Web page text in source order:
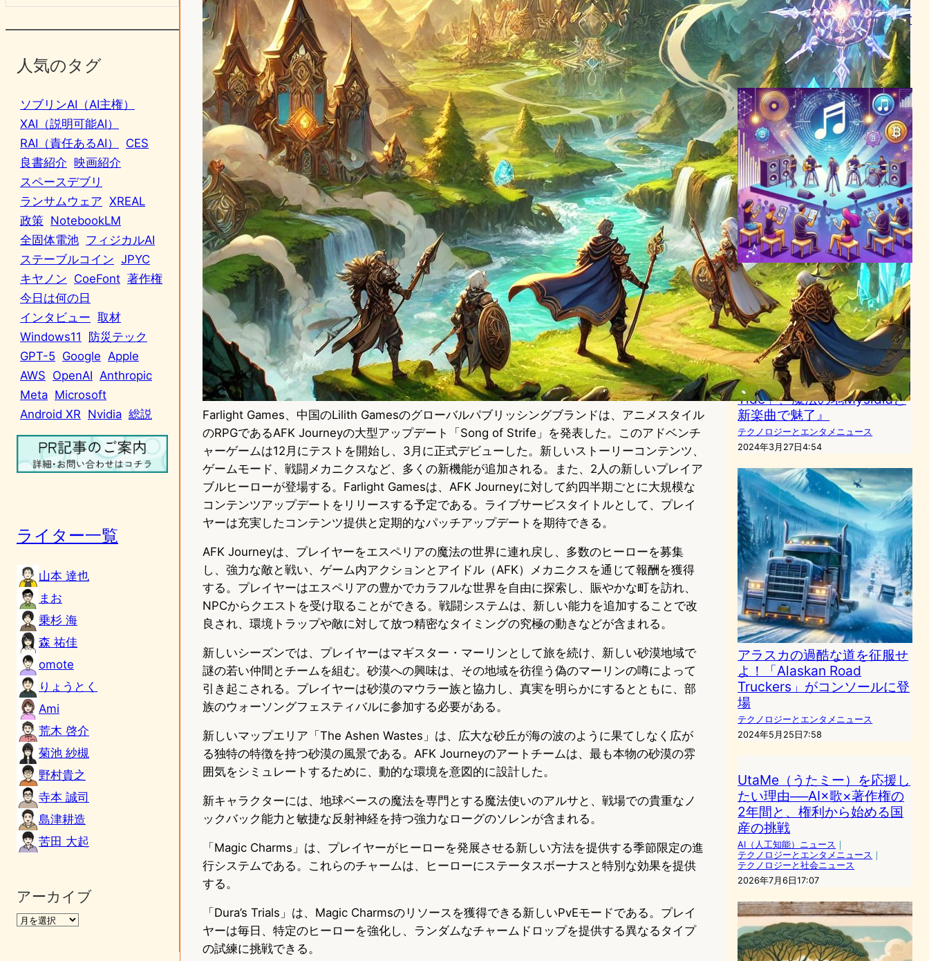
人気のタグ
ソブリンAI（AI主権）
XAI（説明可能AI）
RAI（責任あるAI）
CES
良書紹介 映画紹介
スペースデブリ
ランサムウェア XREAL
政策 NotebookLM
全固体電池 フィジカルAI
ステーブルコイン JPYC
キヤノン CoeFont 著作権
今日は何の日
インタビュー 取材
Windows11
防災テック
GPT-5 Google Apple
AWS OpenAI Anthropic
Meta Microsoft
Android XR Nvidia 総説
ライター一覧
山本 達也
まお
乗杉 海
森 祐佳
omote
りょうとく
Ami
荒木 啓介
菊池 紗槻
野村貴之
寺本 誠司
島津耕造
苦田 大起
アーカイブ
Farlight Games、中国のLilith Gamesのグローバルパブリッシングブランドは、アニメスタイル
のRPGであるAFK Journeyの大型アップデート「Song of Strife」を発表した。このアドベンチ
ャーゲームは12月にテストを開始し、3月に正式デビューした。新しいストーリーコンテンツ、
ゲームモード、戦闘メカニクスなど、多くの新機能が追加される。また、2人の新しいプレイア
ブルヒーローが登場する。Farlight Gamesは、AFK Journeyに対して約四半期ごとに大規模な
コンテンツアップデートをリリースする予定である。ライブサービスタイトルとして、プレイ
ヤーは充実したコンテンツ提供と定期的なパッチアップデートを期待できる。
AFK Journeyは、プレイヤーをエスペリアの魔法の世界に連れ戻し、多数のヒーローを募集
し、強力な敵と戦い、ゲーム内アクションとアイドル（AFK）メカニクスを通じて報酬を獲得
する。プレイヤーはエスペリアの豊かでカラフルな世界を自由に探索し、賑やかな町を訪れ、
NPCからクエストを受け取ることができる。戦闘システムは、新しい能力を追加することで改
良され、環境トラップや敵に対して放つ精密なタイミングの究極の動きなどが含まれる。
新しいシーズンでは、プレイヤーはマギスター・マーリンとして旅を続け、新しい砂漠地域で
謎の若い仲間とチームを組む。砂漠への興味は、その地域を彷徨う偽のマーリンの噂によって
引き起こされる。プレイヤーは砂漠のマウラー族と協力し、真実を明らかにするとともに、部
族のウォーソングフェスティバルに参加する必要がある。
新しいマップエリア「The Ashen Wastes」は、広大な砂丘が海の波のように果てしなく広が
る独特の特徴を持つ砂漠の風景である。AFK Journeyのアートチームは、最も本物の砂漠の雰
囲気をシミュレートするために、動的な環境を意図的に設計した。
新キャラクターには、地球ベースの魔法を専門とする魔法使いのアルサと、戦場での貴重なノ
ックバック能力と敏捷な反射神経を持つ強力なローグのソレンが含まれる。
「Magic Charms」は、プレイヤーがヒーローを発展させる新しい方法を提供する季節限定の進
行システムである。これらのチャームは、ヒーローにステータスボーナスと特別な効果を提供
する。
「Dura’s Trials」は、Magic Charmsのリソースを獲得できる新しいPvEモードである。プレイ
ヤーは毎日、特定のヒーローを強化し、ランダムなチャームドロップを提供する異なるタイプ
の試練に挑戦できる。
たMicrosoft Flight Simulator
の新拡張パック登場！
テクノロジーとエンタメニュース
2024年2月14日8:04
アーティストとファンの絆を
深めるMedallion、シリーズ
Aで1,370万ドルを調達し音楽
業界の革新を牽引
ブロックチェーンニュース
2023年12月21日22:33
『FFXVI拡張版「The Rising
Tide」、魔法の地Mysidiaと
新楽曲で魅了』
テクノロジーとエンタメニュース
2024年3月27日4:54
アラスカの過酷な道を征服せ
よ！「Alaskan Road
Truckers」がコンソールに登
場
テクノロジーとエンタメニュース
2024年5月25日7:58
UtaMe（うたミー）を応援し
たい理由──AI×歌×著作権の
2年間と、権利から始める国
産の挑戦
AI（人工知能）ニュース ｜
テクノロジーとエンタメニュース ｜
テクノロジーと社会ニュース
2026年7月6日17:07